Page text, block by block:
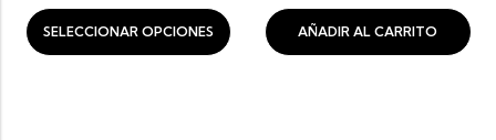
SELECCIONAR OPCIONES AÑADIR AL CARRITO